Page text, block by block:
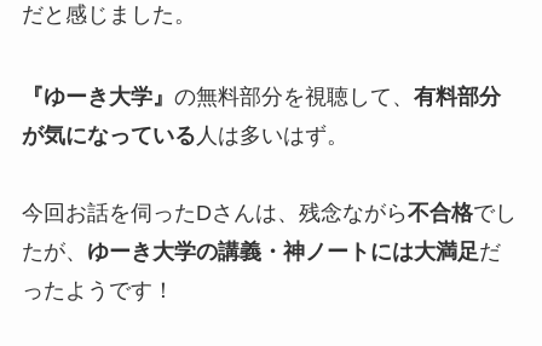
だと感じました。
『ゆーき大学』 の無料部分を視聴して、 有料部分
が気になっている 人は多いはず。
今回お話を伺ったDさんは、残念ながら不合格でし
たが、 ゆーき大学の講義・神ノートには大満足だ
ったようです！